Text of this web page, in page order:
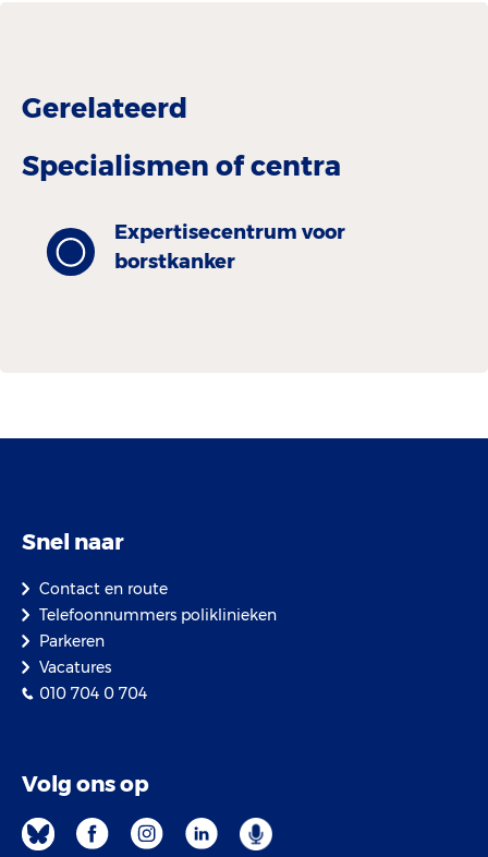
Gerelateerd
Specialismen of centra
Expertisecentrum voor
borstkanker
Snel naar
Contact en route
Telefoonnummers poliklinieken
Parkeren
Vacatures
010 704 0 704
Volg ons op